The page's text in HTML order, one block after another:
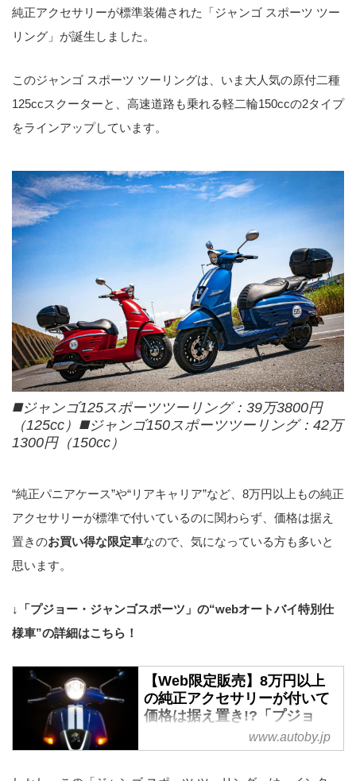
車”が登場！ 今回は「ジャンゴ ス
ポーツ」の「125ccモデル」と
詳しくご紹介します！
純正アクセサリーが標準装備された「ジャンゴ スポーツ ツー
リング」が誕生しました。
このジャンゴ スポーツ ツーリングは、いま大人気の原付二種
125ccスクーターと、高速道路も乗れる軽二輪150ccの2タイプ
をラインアップしています。
◼️ジャンゴ125スポーツツーリング：39万3800円
（125cc）◼️ジャンゴ150スポーツツーリング：42万
1300円（150cc）
“純正パニアケース”や“リアキャリア”など、8万円以上もの純正
アクセサリーが標準で付いているのに関わらず、価格は据え
置きのお買い得な限定車なので、気になっている方も多いと
思います。
↓「プジョー・ジャンゴスポーツ」の“webオートバイ特別仕
様車”の詳細はこちら！
【Web限定販売】8万円以上
の純正アクセサリーが付いて
価格は据え置き!?「プジョ
ー・ジャンゴスポーツ
125/150」の“webオートバイ
www.autoby.jp